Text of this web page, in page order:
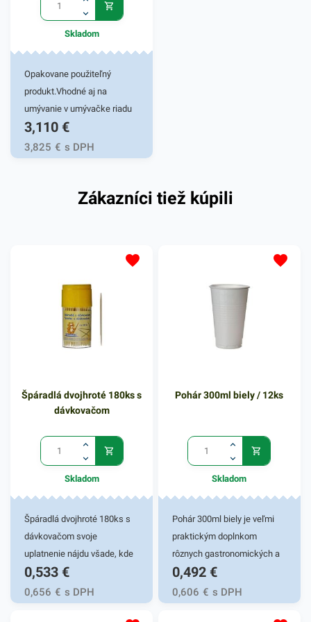
ďalšie podobné produkty,
ktoré vás nepochybne
Skladom
Opakovane použiteľný
produkt.Vhodné aj na
umývanie v umývačke riadu
(aj viac ako 125 cyklov).
3,110 €
3,825 € s DPH
Zákazníci tiež kúpili
Špáradlá dvojhroté 180ks s
dávkovačom
Skladom
Špáradlá dvojhroté 180ks s
dávkovačom svoje
uplatnenie nájdu všade, kde
sa servíruje jedlo. Špáradlá
sú vhodné na rôzne chutné
jednohubky servírované v
0,533 €
0,656 € s DPH
Pohár 300ml biely / 12ks
Skladom
Pohár 300ml biely je veľmi
praktickým doplnkom
rôznych gastronomických a
iných potravinových
prevádzok. Vhodný pre fresh
obchody či fast foody. Pohár
0,492 €
0,606 € s DPH